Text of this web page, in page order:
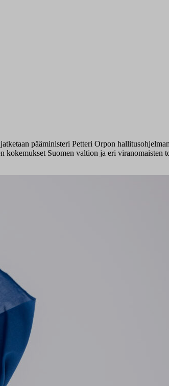
pääministeri Petteri Orpon
Suomen valtion ja eri viranomaisten